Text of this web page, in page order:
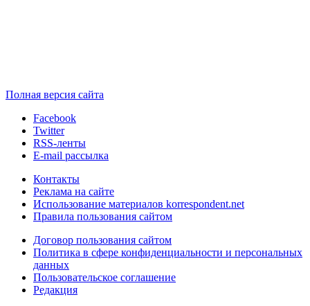
Полная версия сайта
Facebook
Twitter
RSS-ленты
E-mail рассылка
Контакты
Реклама на сайте
Использование материалов korrespondent.net
Правила пользования сайтом
Договор пользования сайтом
Политика в сфере конфиденциальности и персональных
данных
Пользовательское соглашение
Редакция